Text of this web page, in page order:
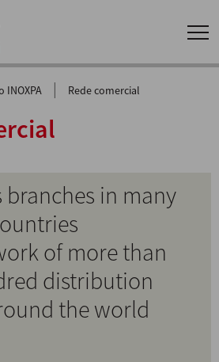
INOXPA | Rede comercial
branches in many
of more than
distribution
the world